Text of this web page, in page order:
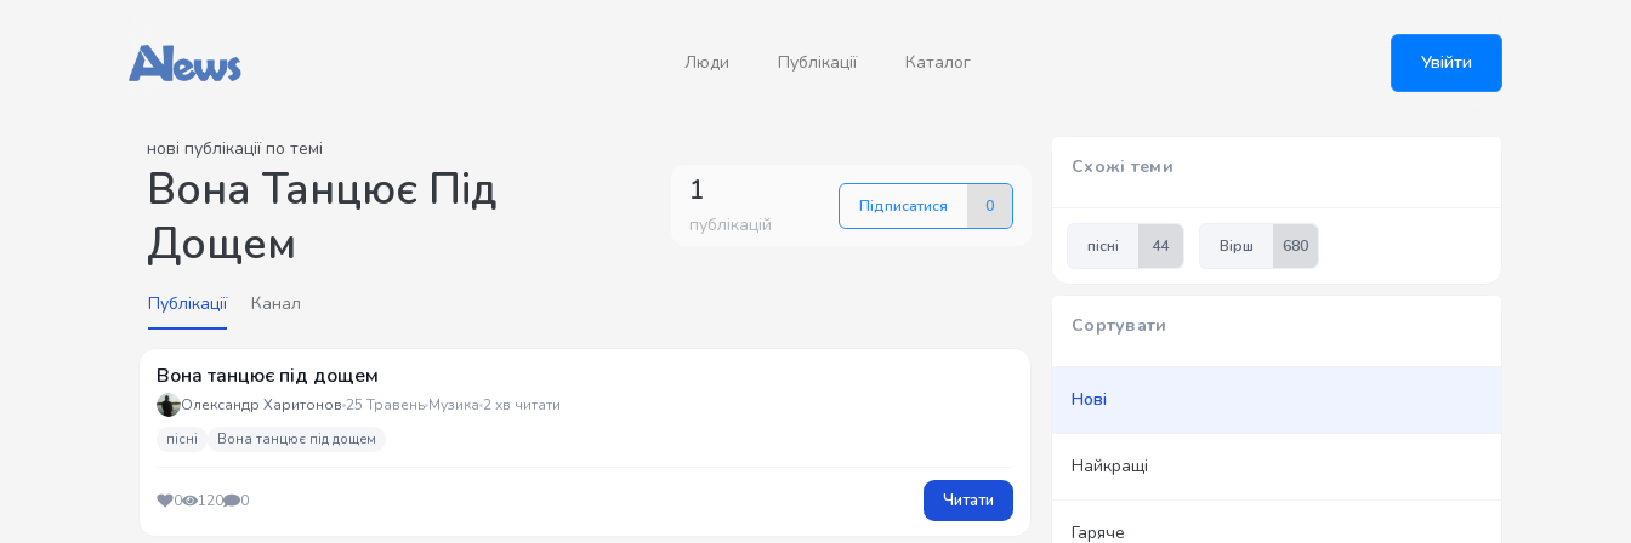
Люди Публікації Каталог Увійти
нові публікації по темі
Вона Танцює Під
Дощем
1
публікацій
Підписатися 0
Публікації Канал
Вона танцює під дощем
Олександр Харитонов 25 Травень Музика 2 хв читати
пісні Вона танцює під дощем
0 120 0 Читати
Схожі теми
пісні 44 Вірш 680
Сортувати
Нові
Найкращі
Гаряче